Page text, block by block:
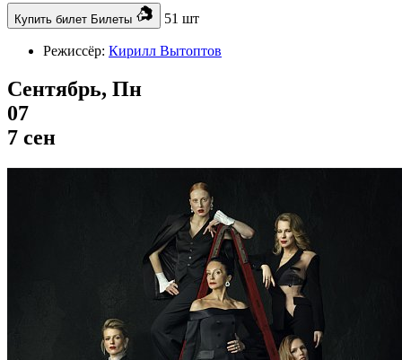
Купить билет Билеты 51 шт
Режиссёр: Кирилл Вытоптов
Сентябрь, Пн
07
7 сен